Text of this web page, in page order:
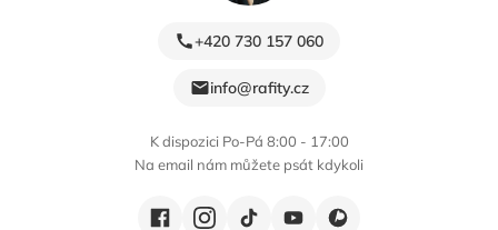
+420 730 157 060
info@rafity.cz
K dispozici Po-Pá 8:00 - 17:00
Na email nám můžete psát kdykoli